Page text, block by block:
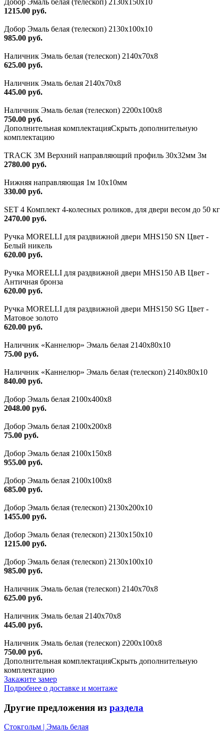
1215.00 руб.
Добор Эмаль белая (телескоп) 2130х100х10
985.00 руб.
Наличник Эмаль белая (телескоп) 2140x70x8
625.00 руб.
Наличник Эмаль белая 2140х70х8
445.00 руб.
Наличник Эмаль белая (телескоп) 2200x100x8
750.00 руб.
Дополнительная комплектацияСкрыть дополнительную
комплектацию
TRACK 3M Верхний направляющий профиль 30х32мм 3м
2780.00 руб.
Нижняя направляющая 1м 10х10мм
330.00 руб.
SET 4 Комплект 4-колесных роликов, для двери весом до 50 кг
2470.00 руб.
Ручка MORELLI для раздвижной двери MHS150 SN Цвет -
Белый никель
620.00 руб.
Ручка MORELLI для раздвижной двери MHS150 AB Цвет -
Античная бронза
620.00 руб.
Ручка MORELLI для раздвижной двери MHS150 SG Цвет -
Матовое золото
620.00 руб.
Наличник «Каннелюр» Эмаль белая 2140х80х10
75.00 руб.
Наличник «Каннелюр» Эмаль белая (телескоп) 2140х80х10
840.00 руб.
Добор Эмаль белая 2100х400х8
2048.00 руб.
Добор Эмаль белая 2100х200х8
75.00 руб.
Добор Эмаль белая 2100х150х8
955.00 руб.
Добор Эмаль белая 2100х100х8
685.00 руб.
Добор Эмаль белая (телескоп) 2130х200х10
1455.00 руб.
Добор Эмаль белая (телескоп) 2130х150х10
1215.00 руб.
Добор Эмаль белая (телескоп) 2130х100х10
985.00 руб.
Наличник Эмаль белая (телескоп) 2140x70x8
625.00 руб.
Наличник Эмаль белая 2140х70х8
445.00 руб.
Наличник Эмаль белая (телескоп) 2200x100x8
750.00 руб.
Дополнительная комплектацияСкрыть дополнительную
комплектацию
Закажите замер
Подробнее о доставке и монтаже
Другие предложения из раздела
Стокгольм | Эмаль белая